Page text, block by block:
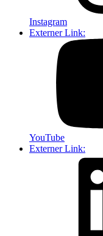
Instagram
Externer Link:
YouTube
Externer Link: